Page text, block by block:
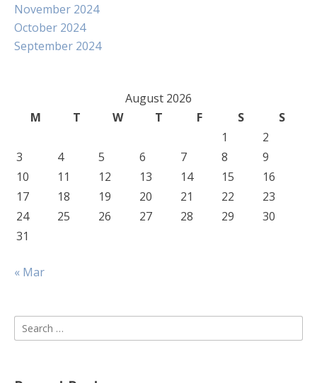
November 2024
October 2024
September 2024
August 2026
M
T W T F S
S
1
2
3
4 5 6 7 8
9
10
11 12 13 14 15
16
17
18 19 20 21 22
23
24
25 26 27 28 29
30
31
« Mar
Search
for: